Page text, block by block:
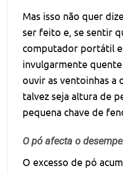
Mas isso não quer
ser feito e, se sentir
computador portátil
invulgarmente
ouvir as ventoinhas a
talvez seja altura de
pequena chave de
O pó afecta o
O excesso de pó